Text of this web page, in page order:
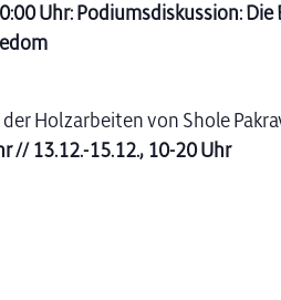
Uhr: Podiumsdiskussion: Die
Holzarbeiten von Shole
// 13.12.-15.12., 10-20 Uhr